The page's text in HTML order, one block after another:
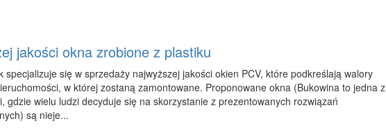
jakości okna zrobione z plastiku
specjalizuje się w sprzedaży najwyższej jakości okien PCV, które podkreślają walory
w której zostaną zamontowane. Proponowane okna (Bukowina to jedna z
gdzie wielu ludzi decyduje się na skorzystanie z prezentowanych rozwiązań
są nieje...